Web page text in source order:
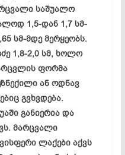
საშუალო
1,5-დან 1,7 სმ-
სმ-მდე მერყეობს.
1,8-2,0 სმ, ხოლო
ფორმა
ან ოდნავ
გვხვდება.
განიერია და
მარცვალი
ლაქები აქვს